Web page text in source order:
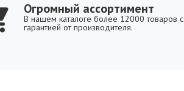
Огромный ассортимент
В нашем каталоге более 12000 товаров с
гарантией от производителя.